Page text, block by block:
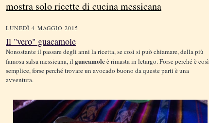
mostra solo ricette di cucina messicana
LUNEDÌ 4 MAGGIO 2015
Il "vero" guacamole
Nonostante il passare degli anni la ricetta, se così si può chiamare, della più
famosa salsa messicana, il guacamoleè rimasta in letargo. Forse perché è così
semplice, forse perché trovare un avocado buono da queste parti è una
avventura.